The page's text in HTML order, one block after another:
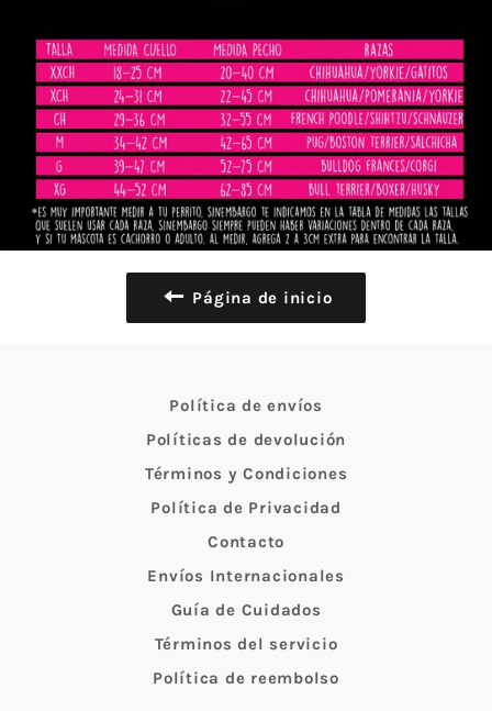
Página de inicio
Política de envíos
Políticas de devolución
Términos y Condiciones
Política de Privacidad
Contacto
Envíos Internacionales
Guía de Cuidados
Términos del servicio
Política de reembolso